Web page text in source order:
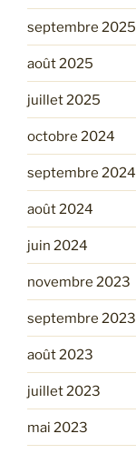
septembre 2025
août 2025
juillet 2025
octobre 2024
septembre 2024
août 2024
juin 2024
novembre 2023
septembre 2023
août 2023
juillet 2023
mai 2023